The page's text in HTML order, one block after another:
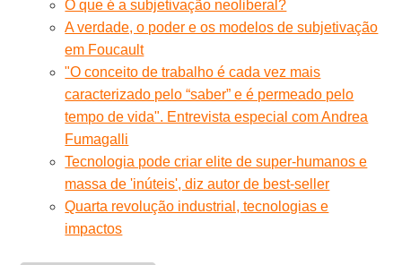
O que é a subjetivação neoliberal?
A verdade, o poder e os modelos de subjetivação
em Foucault
"O conceito de trabalho é cada vez mais
caracterizado pelo “saber” e é permeado pelo
tempo de vida". Entrevista especial com Andrea
Fumagalli
Tecnologia pode criar elite de super-humanos e
massa de 'inúteis', diz autor de best-seller
Quarta revolução industrial, tecnologias e
impactos